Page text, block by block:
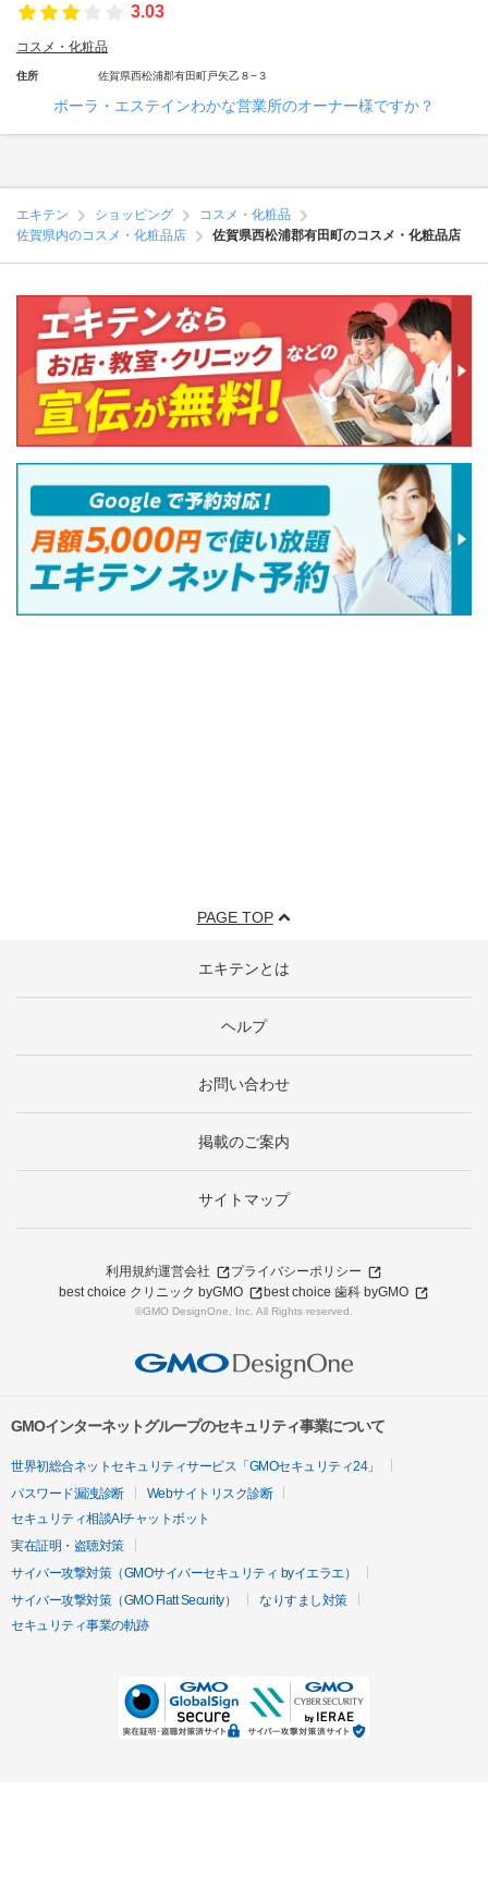
3.03
コスメ・化粧品
住所 佐賀県西松浦郡有田町戸矢乙８−３
ポーラ・エステインわかな営業所のオーナー様ですか？
エキテン ショッピング
コスメ・化粧品
佐賀県内のコスメ・化粧品店
佐賀県西松浦郡有田町のコスメ・化粧品店
PAGE TOP
エキテンとは
ヘルプ
お問い合わせ
掲載のご案内
サイトマップ
利用規約運営会社
プライバシーポリシー
best choice クリニック byGMO
best choice 歯科 byGMO
©GMO DesignOne, Inc. All Rights reserved.
GMOインターネットグループのセキュリティ事業について
世界初総合ネットセキュリティサービス「GMOセキュリティ24」
パスワード漏洩診断
Webサイトリスク診断
セキュリティ相談AIチャットボット
実在証明・盗聴対策
サイバー攻撃対策（GMOサイバーセキュリティ byイエラエ）
サイバー攻撃対策（GMO Flatt Security）
なりすまし対策
セキュリティ事業の軌跡